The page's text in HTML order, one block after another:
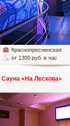
Краснопресненская
от 1300 руб. в час
Сауна «На Лескова»